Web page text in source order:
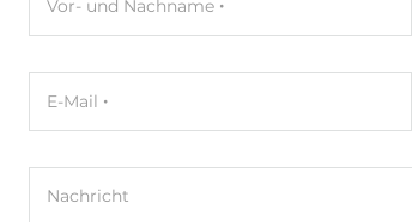
Maße
Bruttogewicht
Vor- und Nachname
E-Mail
Nachricht